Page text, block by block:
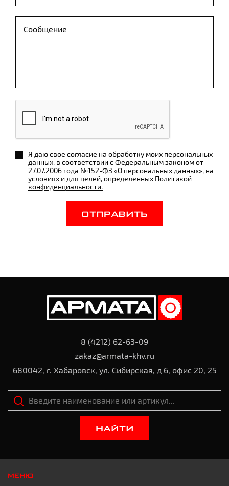
Я даю своё согласие на обработку моих персональных
данных, в соответствии с Федеральным законом от
27.07.2006 года №152-ФЗ «О персональных данных», на
условиях и для целей, определенных Политикой
конфиденциальности.
ОТПРАВИТЬ
8 (4212) 62-63-09
zakaz@armata-khv.ru
680042, г. Хабаровск, ул. Сибирская, д 6, офис 20, 25
НАЙТИ
МЕНЮ